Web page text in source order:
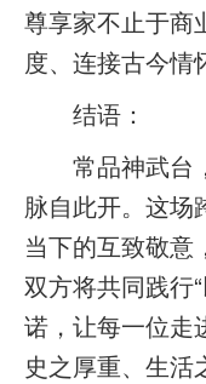
尊享家不止于商
度、连接古今情
结语：
常品神武台
脉自此开。这场
当下的互致敬意
双方将共同践行
诺，让每一位走
史之厚重、生活